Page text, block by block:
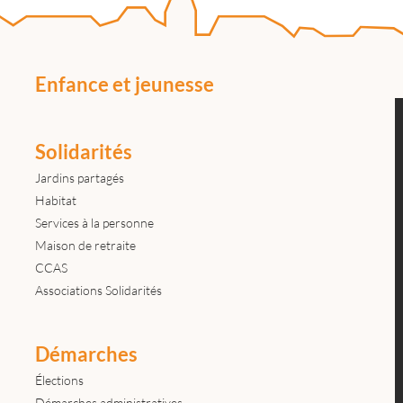
Enfance et jeunesse
Solidarités
Jardins partagés
Habitat
Services à la personne
Maison de retraite
CCAS
Associations Solidarités
Démarches
Élections